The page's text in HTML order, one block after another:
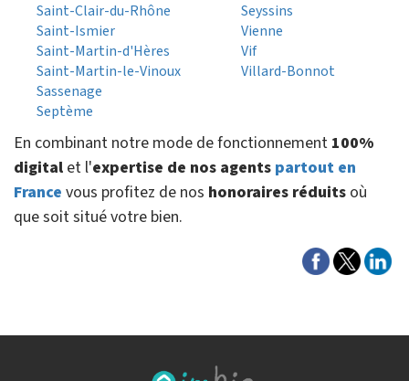
Saint-Clair-du-Rhône
Saint-Ismier
Saint-Martin-d'Hères
Saint-Martin-le-Vinoux
Sassenage
Septème
Seyssins
Vienne
Vif
Villard-Bonnot
En combinant notre mode de fonctionnement 100%
digital et l'expertise de nos agents partout en
France vous profitez de nos honoraires réduits où
que soit situé votre bien.